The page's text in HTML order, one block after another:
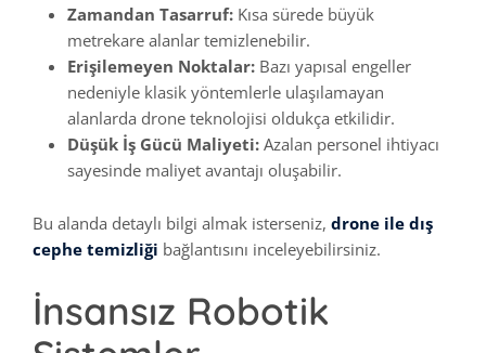
Zamandan Tasarruf: Kısa sürede büyük
metrekare alanlar temizlenebilir.
Erişilemeyen Noktalar: Bazı yapısal engeller
nedeniyle klasik yöntemlerle ulaşılamayan
alanlarda drone teknolojisi oldukça etkilidir.
Düşük İş Gücü Maliyeti: Azalan personel ihtiyacı
sayesinde maliyet avantajı oluşabilir.
Bu alanda detaylı bilgi almak isterseniz, drone ile dış
cephe temizliği bağlantısını inceleyebilirsiniz.
İnsansız Robotik